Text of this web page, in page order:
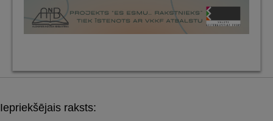
Post
Iepriekšējais raksts: